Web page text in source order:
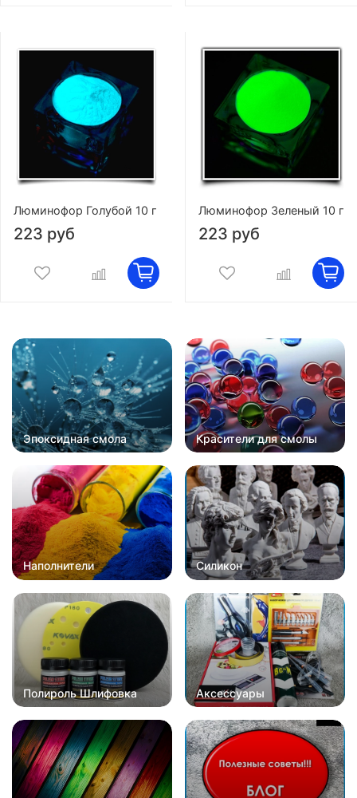
Люминофор Голубой 10 г
223 руб
Люминофор Зеленый 10 г
223 руб
Эпоксидная смола Красители для смолы
Наполнители Силикон
Полироль Шлифовка Аксессуары